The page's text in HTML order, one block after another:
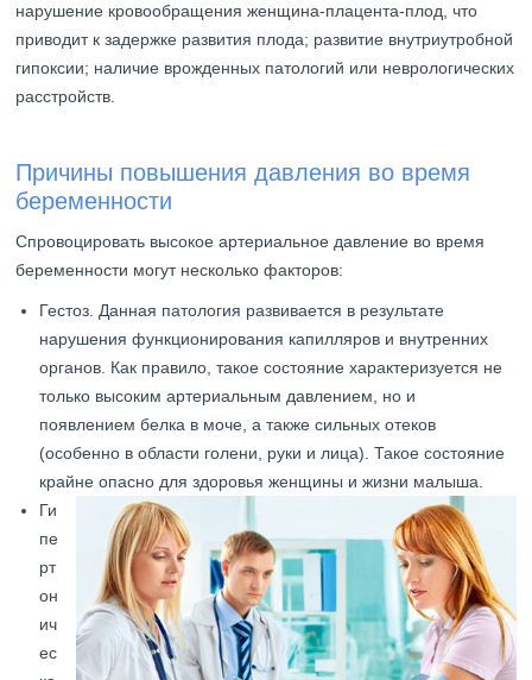
нарушение кровообращения женщина-плацента-плод, что
приводит к задержке развития плода; развитие внутриутробной
гипоксии; наличие врожденных патологий или неврологических
расстройств.
Причины повышения давления во время
беременности
Спровоцировать высокое артериальное давление во время
беременности могут несколько факторов:
Гестоз. Данная патология развивается в результате
нарушения функционирования капилляров и внутренних
органов. Как правило, такое состояние характеризуется не
только высоким артериальным давлением, но и
появлением белка в моче, а также сильных отеков
(особенно в области голени, руки и лица). Такое состояние
крайне опасно для здоровья женщины и жизни малыша.
Ги
пе
рт
он
ич
ес